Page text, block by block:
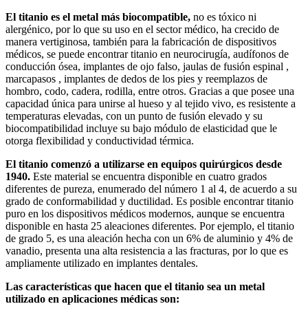
El titanio es el metal más biocompatible, no es tóxico ni
alergénico, por lo que su uso en el sector médico, ha crecido de
manera vertiginosa, también para la fabricación de dispositivos
médicos, se puede encontrar titanio en neurocirugía, audífonos de
conducción ósea, implantes de ojo falso, jaulas de fusión espinal ,
marcapasos , implantes de dedos de los pies y reemplazos de
hombro, codo, cadera, rodilla, entre otros. Gracias a que posee una
capacidad única para unirse al hueso y al tejido vivo, es resistente a
temperaturas elevadas, con un punto de fusión elevado y su
biocompatibilidad incluye su bajo módulo de elasticidad que le
otorga flexibilidad y conductividad térmica.
El titanio comenzó a utilizarse en equipos quirúrgicos desde
1940. Este material se encuentra disponible en cuatro grados
diferentes de pureza, enumerado del número 1 al 4, de acuerdo a su
grado de conformabilidad y ductilidad. Es posible encontrar titanio
puro en los dispositivos médicos modernos, aunque se encuentra
disponible en hasta 25 aleaciones diferentes. Por ejemplo, el titanio
de grado 5, es una aleación hecha con un 6% de aluminio y 4% de
vanadio, presenta una alta resistencia a las fracturas, por lo que es
ampliamente utilizado en implantes dentales.
Las características que hacen que el titanio sea un metal
utilizado en aplicaciones médicas son: